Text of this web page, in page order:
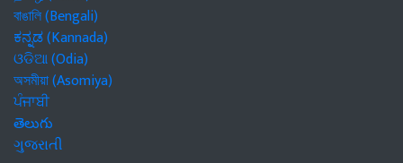
বাঙালি (Bengali)
ಕನ್ನಡ (Kannada)
ଓଡିଆ (Odia)
অসমীয়া (Asomiya)
ਪੰਜਾਬੀ
తెలుగు
ગુજરાતી